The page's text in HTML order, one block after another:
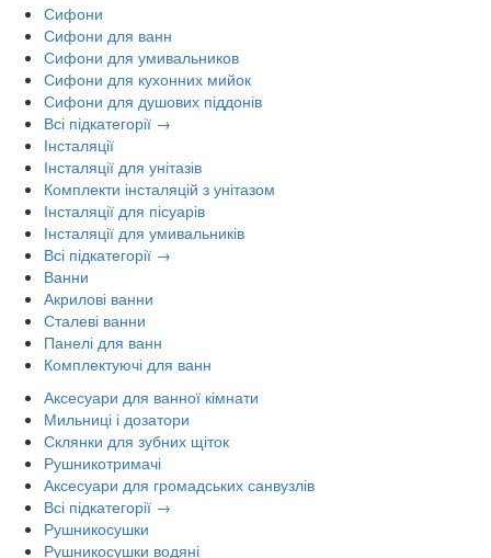
Сифони
Сифони для ванн
Сифони для умивальников
Сифони для кухонних мийок
Сифони для душових піддонів
Всі підкатегорії →
Інсталяції
Інсталяції для унітазів
Комплекти інсталяцій з унітазом
Інсталяції для пісуарів
Інсталяції для умивальників
Всі підкатегорії →
Ванни
Акрилові ванни
Сталеві ванни
Панелі для ванн
Комплектуючі для ванн
Аксесуари для ванної кімнати
Мильниці і дозатори
Склянки для зубних щіток
Рушникотримачі
Аксесуари для громадських санвузлів
Всі підкатегорії →
Рушникосушки
Рушникосушки водяні